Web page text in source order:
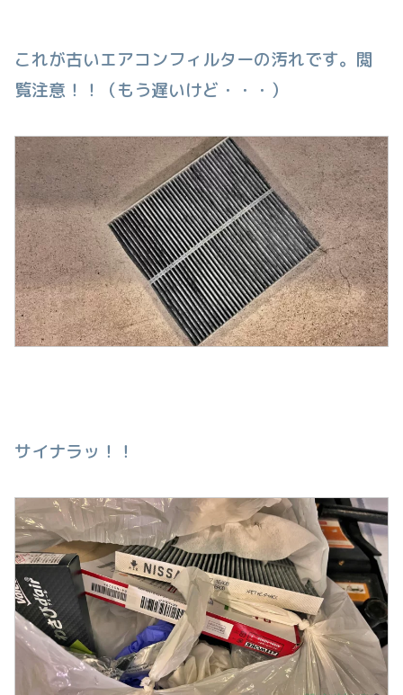
これが古いエアコンフィルターの汚れです。閲
覧注意！！（もう遅いけど・・・）
サイナラッ！！